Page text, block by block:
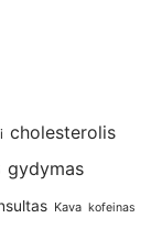
cholesterolis
gydymas
Kava kofeinas